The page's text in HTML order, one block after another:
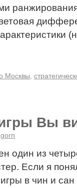
Москвы
Вы
один из
Если я
в чин и